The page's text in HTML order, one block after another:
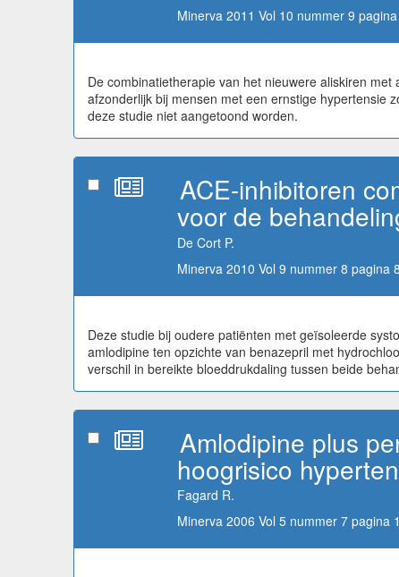
Minerva 2011 Vol 10 nummer 9
De combinatietherapie van het nieuwere aliskiren
afzonderlijk bij mensen met een ernstige hypertensie
deze studie niet aangetoond worden.
ACE-inhibitoren
voor de
De Cort P.
Minerva 2010 Vol 9 nummer 8 pagina
Deze studie bij oudere patiënten met geïsoleerde
amlodipine ten opzichte van benazepril met
verschil in bereikte bloeddrukdaling tussen beide
Amlodipine plus
hoogrisico
Fagard R.
Minerva 2006 Vol 5 nummer 7 pagina